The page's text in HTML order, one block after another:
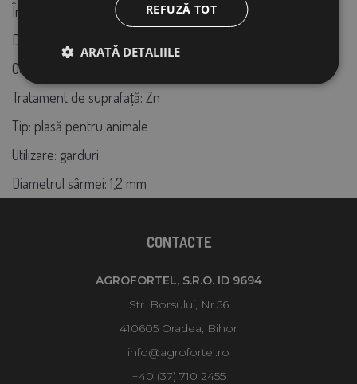
Înălțime:
Dimensiune:
Ochi:
Tratament de suprafață: Zn
Tip: plasă pentru animale
Utilizare: garduri
Diametrul sârmei: 1,2 mm
CONTACTE
AGROFORTEL, S.R.O. ID 9694
Str. Borsului, Nr.56
410605 Oradea, Bihor
info@agrofortel.ro
+40 (37) 710 2455
REFUZĂ TOT
ARATĂ DETALIILE